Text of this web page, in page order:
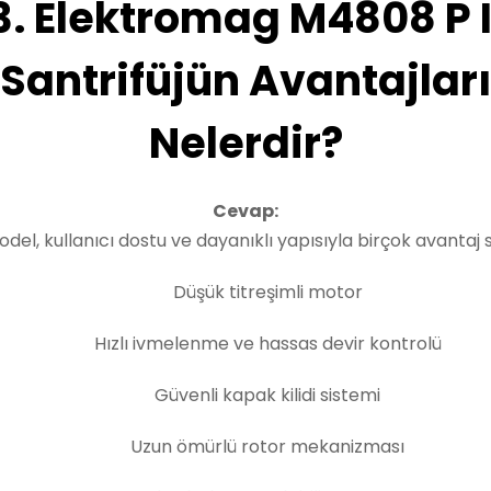
Elektromag M4808 P
Santrifüjün Avantajları
Nelerdir?
Cevap:
kullanıcı dostu ve dayanıklı yapısıyla birçok avantaj
Düşük titreşimli motor
Hızlı ivmelenme ve hassas devir kontrolü
Güvenli kapak kilidi sistemi
Uzun ömürlü rotor mekanizması